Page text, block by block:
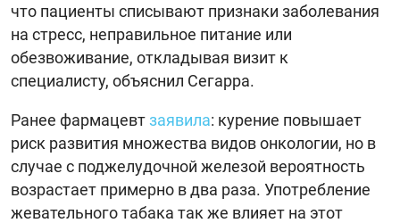
что пациенты списывают признаки заболевания
на стресс, неправильное питание или
обезвоживание, откладывая визит к
специалисту, объяснил Сегарра.
Ранее фармацевтзаявила: курение повышает
риск развития множества видов онкологии, но в
случае с поджелудочной железой вероятность
возрастает примерно в два раза. Употребление
жевательного табака так же влияет на этот